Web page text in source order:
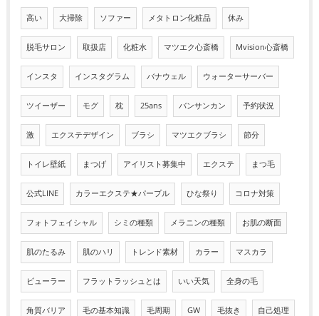
高い 大掃除 ソファー メタトロン化粧品 休み
脱毛サロン 取扱店 化粧水 マツエク心斎橋 Mvision心斎橋
インスタ インスタグラム バナウェル ウォーターサーバー
ツイーザー モグ 枕 25ans バンサンカン 予約状況
激 エクステデザイン ブラシ マツエクブラシ 節分
トイレ壁紙 まつげ アイリスト募集中 エクステ まつ毛
公式LINE カラーエクステ★パープル ひな祭り コロナ対策
フォトフェイシャル シミの種類 メラニンの種類 お肌の断面
肌のたるみ 肌のハリ トレンド素材 カラー マスカラ
ビューラー フラットラッシュとは いい天気 全身の毛
角質バリア 毛の基本知識 毛周期 GW 毛抜き 自己処理